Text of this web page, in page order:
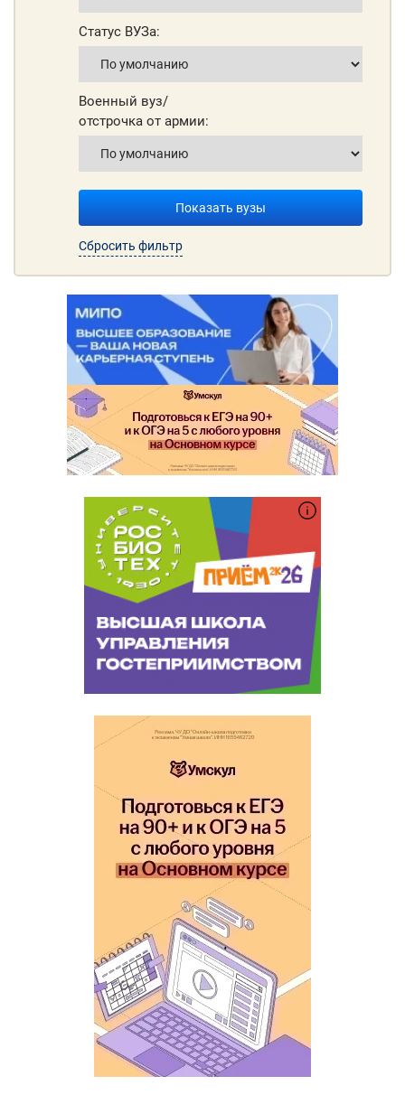
Статус ВУЗа:
Военный вуз/
отстрочка от армии:
Показать вузы
Сбросить фильтр